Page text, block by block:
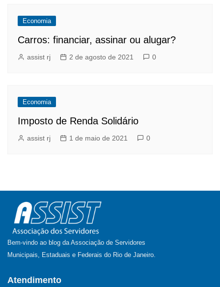
Economia
Carros: financiar, assinar ou alugar?
assist rj 2 de agosto de 2021 0
Economia
Imposto de Renda Solidário
assist rj 1 de maio de 2021 0
Bem-vindo ao blog da Associação de Servidores
Municipais, Estaduais e Federais do Rio de Janeiro.
Atendimento